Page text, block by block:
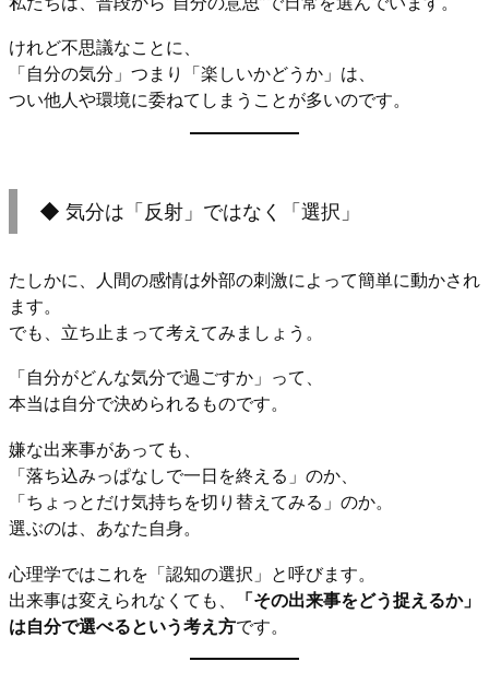
けれど不思議なことに、
「自分の気分」つまり「楽しいかどうか」は、
つい他人や環境に委ねてしまうことが多いのです。
◆ 気分は「反射」ではなく「選択」
たしかに、人間の感情は外部の刺激によって簡単に動かされ
ます。
でも、立ち止まって考えてみましょう。
「自分がどんな気分で過ごすか」って、
本当は自分で決められるものです。
嫌な出来事があっても、
「落ち込みっぱなしで一日を終える」のか、
「ちょっとだけ気持ちを切り替えてみる」のか。
選ぶのは、あなた自身。
心理学ではこれを「認知の選択」と呼びます。
出来事は変えられなくても、
「その出来事をどう捉えるか」
は自分で選べるという考え方です。